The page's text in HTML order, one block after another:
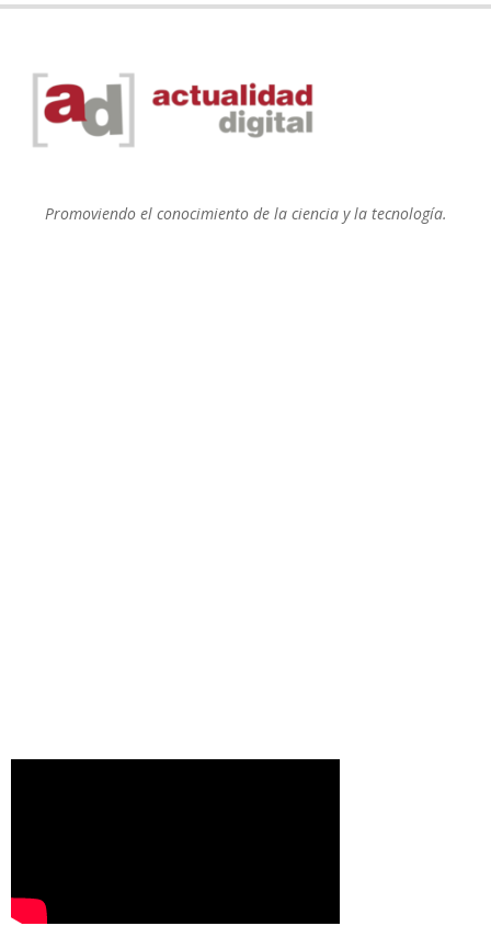
Promoviendo el conocimiento de la ciencia y la tecnología.